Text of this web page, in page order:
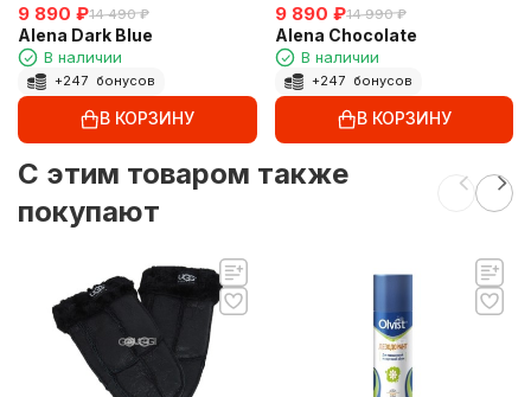
9 890 ₽14 490 ₽
Alena Dark Blue
В наличии
+247 бонусов
В КОРЗИНУ
9 890 ₽14 990 ₽
Alena Chocolate
В наличии
+247 бонусов
В КОРЗИНУ
C этим товаром также
покупают